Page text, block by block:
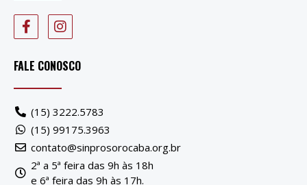
FALE CONOSCO
(15) 3222.5783
(15) 99175.3963
contato@sinprosorocaba.org.br
2ª a 5ª feira das 9h às 18h
e 6ª feira das 9h às 17h.